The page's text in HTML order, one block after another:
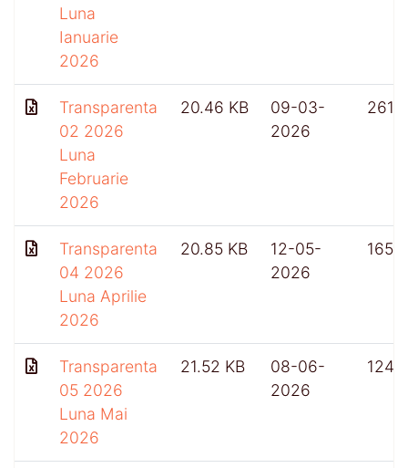
Luna
Ianuarie
2026
Transparenta
02 2026
Luna
Februarie
2026
20.46 KB
09-03-
2026
261
Transparenta
04 2026
Luna Aprilie
2026
20.85 KB
12-05-
2026
165
Transparenta
05 2026
Luna Mai
2026
21.52 KB
08-06-
2026
124